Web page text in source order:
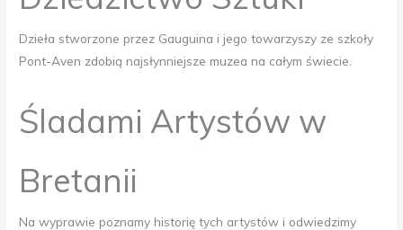
Dzieła stworzone przez Gauguina i jego towarzyszy ze szkoły
Pont-Aven zdobią najsłynniejsze muzea na całym świecie.
Śladami Artystów w
Bretanii
Na wyprawie poznamy historię tych artystów i odwiedzimy